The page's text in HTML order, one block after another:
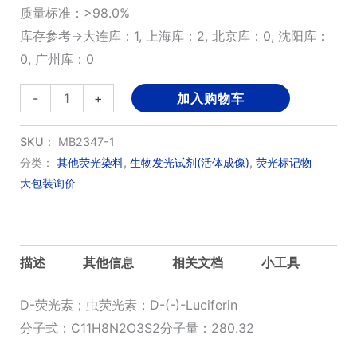
质量标准：>98.0%
库存参考→大连库：1, 上海库：2, 北京库：0, 沈阳库：
0, 广州库：0
-
D-
荧
光
素,
虫
素
量
+ 加入购物车
SKU： MB2347-1
分类： 其他荧光染料, 生物发光试剂(活体成像), 荧光标记物
大包装询价
描述 其他信息 相关文档 小工具
D-荧光素；虫荧光素；D-(-)-Luciferin
分子式：C11H8N2O3S2分子量：280.32